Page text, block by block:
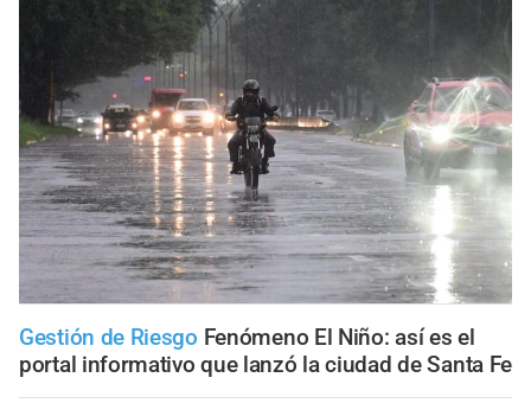
Gestión de Riesgo Fenómeno El Niño: así es el
portal informativo que lanzó la ciudad de Santa Fe